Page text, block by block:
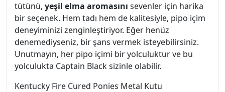
tütünü, yeşil elma aromasını sevenler için harika
bir seçenek. Hem tadı hem de kalitesiyle, pipo içim
deneyiminizi zenginleştiriyor. Eğer henüz
denemediyseniz, bir şans vermek isteyebilirsiniz.
Unutmayın, her pipo içimi bir yolculuktur ve bu
yolculukta Captain Black sizinle olabilir.
Kentucky Fire Cured Ponies Metal Kutu